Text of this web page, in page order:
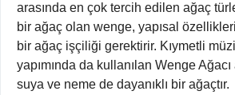
arasında en çok tercih edilen ağaç
bir ağaç olan wenge, yapısal
bir ağaç işçiliği gerektirir. Kıymetli
yapımında da kullanılan Wenge
suya ve neme de dayanıklı bir ağaçtır.